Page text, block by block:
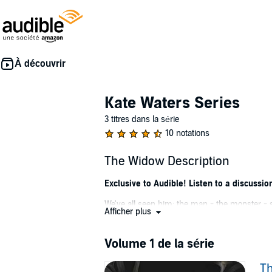
Kate Waters Series
3 titres dans la série
10 notations
The Widow Description
Exclusive to Audible! Listen to a
We've all seen him: the man - the monster -
Jean Taylor's life was blissfully ordinary.
Until he became that man accused, that
Afficher plus
Volume 1 de la série